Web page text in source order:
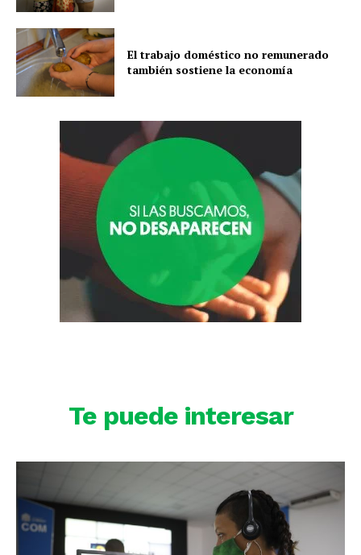
El trabajo doméstico no remunerado
también sostiene la economía
Te puede interesar